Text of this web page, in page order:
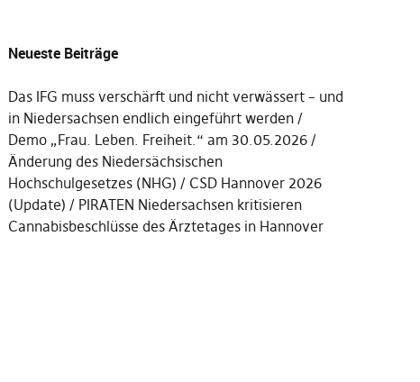
Neueste Beiträge
Das IFG muss verschärft und nicht verwässert – und
in Niedersachsen endlich eingeführt werden
Demo „Frau. Leben. Freiheit.“ am 30.05.2026
Änderung des Niedersächsischen
Hochschulgesetzes (NHG)
CSD Hannover 2026
(Update)
PIRATEN Niedersachsen kritisieren
Cannabisbeschlüsse des Ärztetages in Hannover